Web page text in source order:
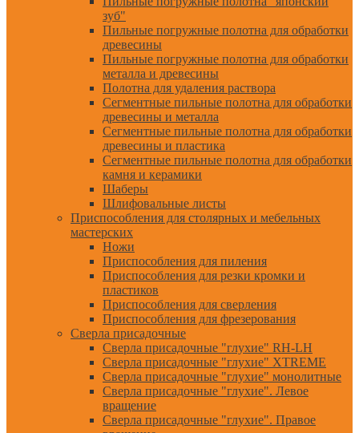
зуб"
Пильные погружные полотна для обработки
древесины
Пильные погружные полотна для обработки
металла и древесины
Полотна для удаления раствора
Сегментные пильные полотна для обработки
древесины и металла
Сегментные пильные полотна для обработки
древесины и пластика
Сегментные пильные полотна для обработки
камня и керамики
Шаберы
Шлифовальные листы
Приспособления для столярных и мебельных
мастерских
Ножи
Приспособления для пиления
Приспособления для резки кромки и
пластиков
Приспособления для сверления
Приспособления для фрезерования
Сверла присадочные
Сверла присадочные "глухие" RH-LH
Сверла присадочные "глухие" XTREME
Сверла присадочные "глухие" монолитные
Сверла присадочные "глухие". Левое
вращение
Сверла присадочные "глухие". Правое